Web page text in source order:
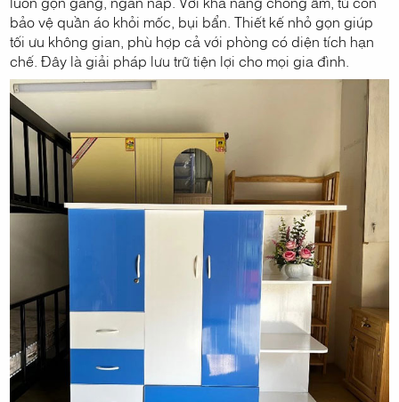
bảo vệ quần áo khỏi mốc, bụi bẩn. Thiết kế nhỏ gọn giúp
tối ưu không gian, phù hợp cả với phòng có diện tích hạn
chế. Đây là giải pháp lưu trữ tiện lợi cho mọi gia đình.